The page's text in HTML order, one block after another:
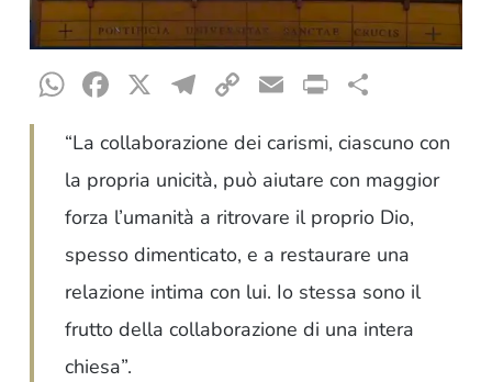
WhatsApp
Facebook
X Telegram
CopyEmailPrint
“La collaborazione dei carismi, ciascuno con
la propria unicità, può aiutare con maggior
forza l’umanità a ritrovare il proprio Dio,
spesso dimenticato, e a restaurare una
relazione intima con lui. Io stessa sono il
frutto della collaborazione di una intera
chiesa”.